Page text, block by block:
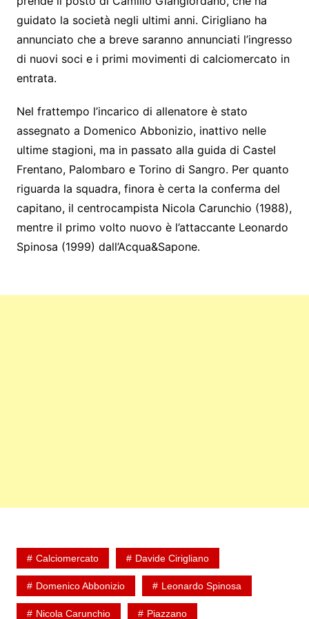
guidato la società negli ultimi anni. Cirigliano ha
annunciato che a breve saranno annunciati l’ingresso
di nuovi soci e i primi movimenti di calciomercato in
entrata.
Nel frattempo l’incarico di allenatore è stato
assegnato a Domenico Abbonizio, inattivo nelle
ultime stagioni, ma in passato alla guida di Castel
Frentano, Palombaro e Torino di Sangro. Per quanto
riguarda la squadra, finora è certa la conferma del
capitano, il centrocampista Nicola Carunchio (1988),
mentre il primo volto nuovo è l’attaccante Leonardo
Spinosa (1999) dall’Acqua&Sapone.
Calciomercato Davide Cirigliano
Domenico Abbonizio Leonardo Spinosa
Nicola Carunchio Piazzano